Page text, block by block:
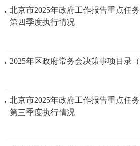
北京市2025年政府工作报告重点任
第四季度执行情况
2025年区政府常务会决策事项目录（
北京市2025年政府工作报告重点任
第三季度执行情况